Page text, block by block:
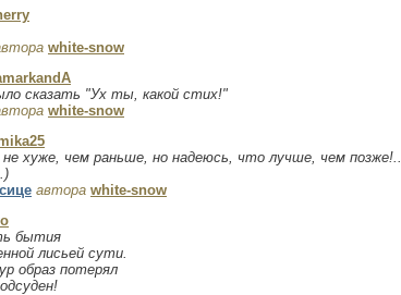
white-snow
сказать "Ух ты, какой стих!"
white-snow
хуже, чем раньше, но надеюсь, что лучше, чем позже!..
автора white-snow
бытия
лисьей сути.
образ потерял